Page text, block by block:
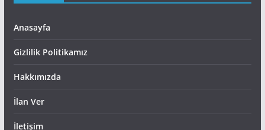
Anasayfa
Gizlilik Politikamız
Hakkımızda
İlan Ver
İletişim